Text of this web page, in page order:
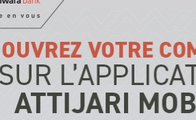
qui s’en plaint « j’ai pris
les fois que je viens à
quasiment vide. Celui qui a fait
c’est notre c’est principale source